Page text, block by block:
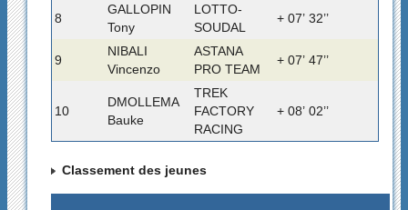
8
GALLOPIN
Tony
LOTTO-
SOUDAL
+ 07’ 32’’
9
NIBALI
Vincenzo
ASTANA
PRO TEAM
+ 07’ 47’’
10
DMOLLEMA
Bauke
TREK
FACTORY
RACING
+ 08’ 02’’
Classement des jeunes